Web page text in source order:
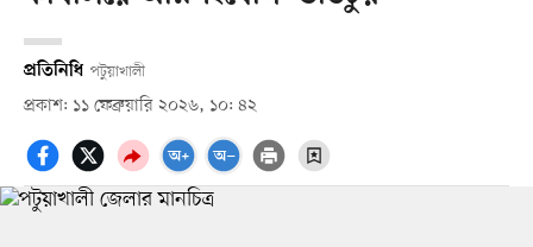
প্রতিনিধি পটুয়াখালী
প্রকাশ: ১১ ফেব্রুয়ারি ২০২৬, ১০: ৪২